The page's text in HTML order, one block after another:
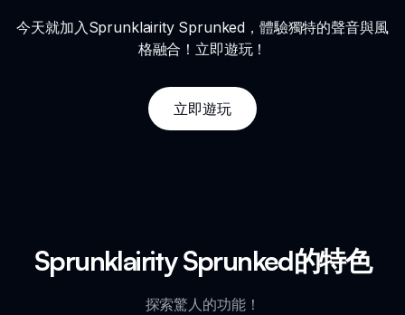
今天就加入Sprunklairity Sprunked，體驗獨特的聲音與風
格融合！立即遊玩！
立即遊玩
Sprunklairity Sprunked的特色
探索驚人的功能！